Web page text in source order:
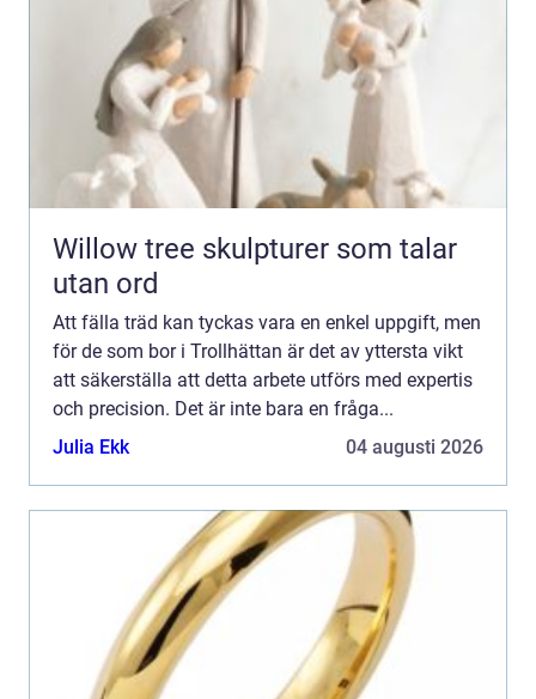
Willow tree skulpturer som talar
utan ord
Att fälla träd kan tyckas vara en enkel uppgift, men
för de som bor i Trollhättan är det av yttersta vikt
att säkerställa att detta arbete utförs med expertis
och precision. Det är inte bara en fråga...
Julia Ekk
04 augusti 2026